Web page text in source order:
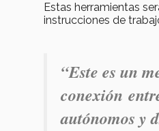
Estas herramientas
instrucciones de
“Este es un
conexión
autónomos y